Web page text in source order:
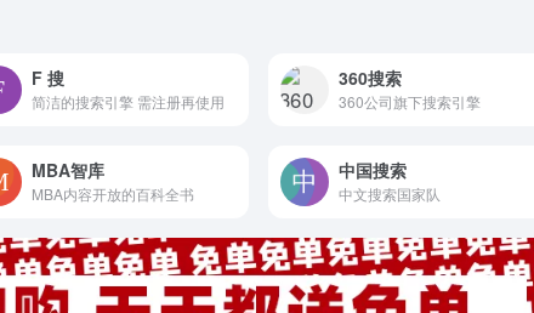
F 搜
简洁的搜索引擎 需注册再使用
360搜索
360公司旗下搜索引擎
MBA智库
MBA内容开放的百科全书
中国搜索
中文搜索国家队